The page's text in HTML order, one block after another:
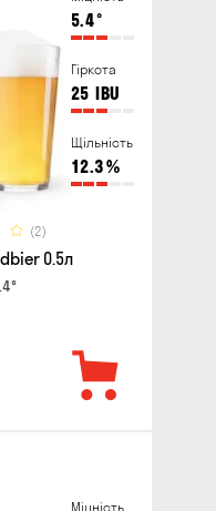
5.4°
Гіркота
25 IBU
Щільність
12.3%
(2)
0.5л
Міцність